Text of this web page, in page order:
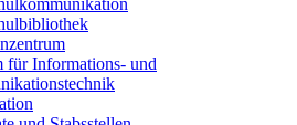
für Informations- und